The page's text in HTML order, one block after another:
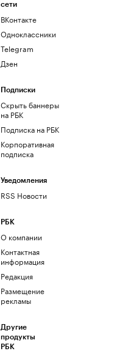
сети
ВКонтакте
Одноклассники
Telegram
Дзен
Подписки
Скрыть баннеры
на РБК
Подписка на РБК
Корпоративная
подписка
Уведомления
RSS Новости
РБК
О компании
Контактная
информация
Редакция
Размещение
рекламы
Другие
продукты
РБК